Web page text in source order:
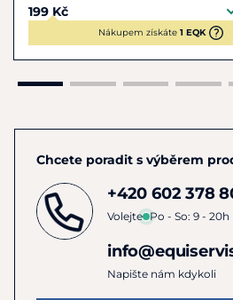
199 Kč
Nákupem získáte 1 EQK
Chcete poradit s výběrem
+420 602 378
Volejte Po - So: 9 - 20h
Napište nám kdykoli